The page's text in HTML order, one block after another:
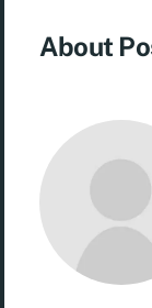
About